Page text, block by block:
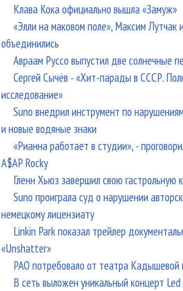
Клава Кока официально вышла «Замуж»
«Элли на маковом поле», Максим Лутчак
объединились
Авраам Руссо выпустил две солнечные
Сергей Сычёв - «Хит-парады в СССР.
исследование»
Suno внедрил инструмент по
и новые водяные знаки
«Рианна работает в студии», -
A$AP Rocky
Гленн Хьюз завершил свою гастрольную
Suno проиграла суд о нарушении
немецкому лицензиату
Linkin Park показал трейлер
«Unshatter»
РАО потребовало от театра Кадышевой
В сеть выложен уникальный концерт